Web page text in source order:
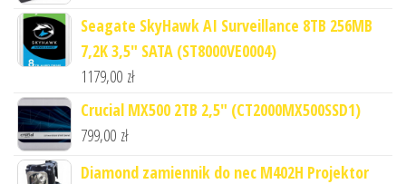
Seagate SkyHawk AI Surveillance 8TB 256MB
7,2K 3,5" SATA (ST8000VE0004)
1179,00 zł
Crucial MX500 2TB 2,5" (CT2000MX500SSD1)
799,00 zł
Diamond zamiennik do nec M402H Projektor